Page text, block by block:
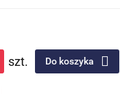
szt. Do koszyka